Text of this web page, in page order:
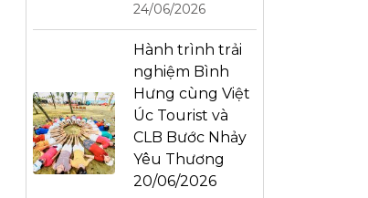
24/06/2026
Hành trình trải
nghiệm Bình
Hưng cùng Việt
Úc Tourist và
CLB Bước Nhảy
Yêu Thương
20/06/2026